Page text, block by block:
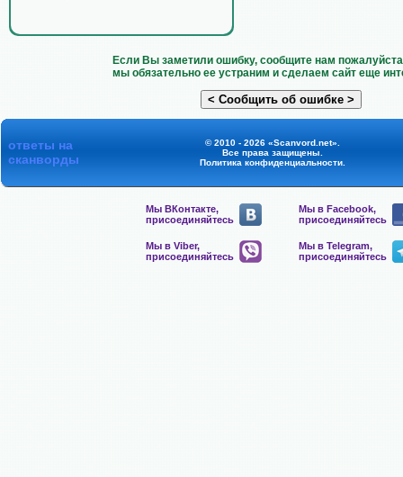
Если Вы заметили ошибку, сообщите нам
мы обязательно ее устраним и сделаем сайт еще
ответы на
сканворды
© 2010 - 2026 «Scanvord.net».
Все права защищены.
Политика конфиденциальности.
Мы ВКонтакте,
присоединяйтесь
Мы в Facebook,
присоединяйтесь
Мы в Viber,
присоединяйтесь
Мы в Telegram,
присоединяйтесь